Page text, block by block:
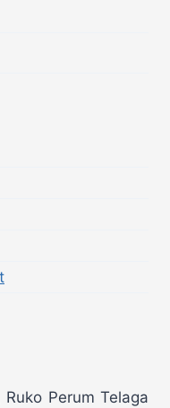
Perum Telaga